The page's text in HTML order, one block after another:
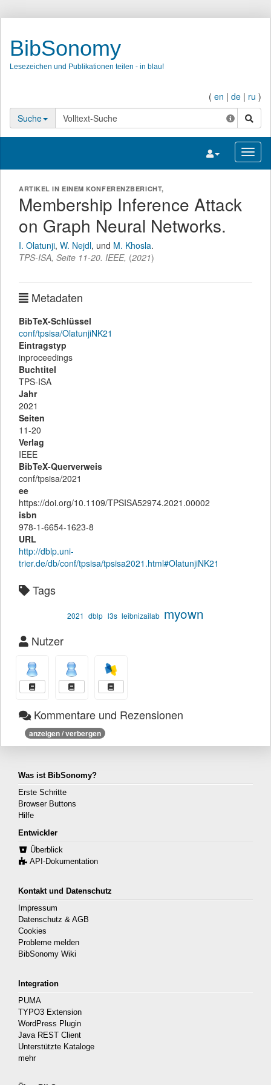
BibSonomy
Lesezeichen und Publikationen teilen - in blau!
( en | de | ru )
Suche
Suche
Navigation
ARTIKEL IN EINEM KONFERENZBERICHT,
Membership Inference Attack
on Graph Neural Networks.
I. Olatunji, W. Nejdl, und M. Khosla.
TPS-ISA, Seite 11-20. IEEE, (2021)
Metadaten
BibTeX-Schlüssel
conf/tpsisa/OlatunjiNK21
Eintragstyp
inproceedings
Buchtitel
TPS-ISA
Jahr
2021
Seiten
11-20
Verlag
IEEE
BibTeX-Querverweis
conf/tpsisa/2021
ee
https://doi.org/10.1109/TPSISA52974.2021.00002
isbn
978-1-6654-1623-8
URL
http://dblp.uni-
trier.de/db/conf/tpsisa/tpsisa2021.html#OlatunjiNK21
Tags
2021 dblp l3s leibnizailab myown
Nutzer
Kommentare und Rezensionen
anzeigen / verbergen
Was ist BibSonomy?
Erste Schritte
Browser Buttons
Hilfe
Entwickler
Überblick
API-Dokumentation
Kontakt und Datenschutz
Impressum
Datenschutz & AGB
Cookies
Probleme melden
BibSonomy Wiki
Integration
PUMA
TYPO3 Extension
WordPress Plugin
Java REST Client
Unterstützte Kataloge
mehr